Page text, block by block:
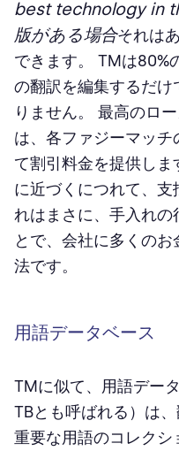
best technology in
版がある場合それは
できます。 TMは80%
の翻訳を編集するだ
りません。 最高のロ
は、各ファジーマッ
て割引料金を提供しま
に近づくにつれて、支
れはまさに、手入れの
とで、会社に多くの
法です。
用語データベース
TMに似て、用語デー
TBとも呼ばれる）は
重要な用語のコレク